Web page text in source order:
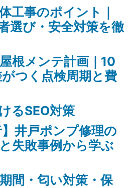
工事のポイント｜
選び・安全対策を徹
根メンテ計画｜10
つく点検周期と費
るSEO対策
】井戸ポンプ修理の
失敗事例から学ぶ
間・匂い対策・保